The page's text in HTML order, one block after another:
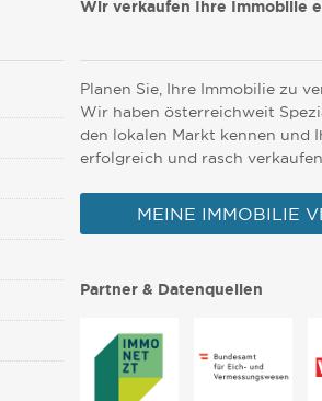
Wir verkaufen Ihre Immobilie
Planen Sie, Ihre Immobilie zu
Wir haben österreichweit
den lokalen Markt kennen und
erfolgreich und rasch verkaufen.
MEINE IMMOBILIE
Partner & Datenquellen